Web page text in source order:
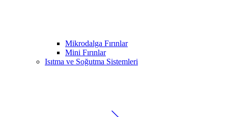
Mikrodalga Fırınlar
Mini Fırınlar
Isıtma ve Soğutma Sistemleri